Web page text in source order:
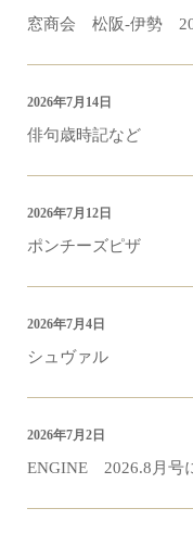
窓商会 松阪-伊勢
俳句歳時記など
2026年7月14日
ポンチーズピザ
2026年7月12日
シュヴァル
2026年7月4日
ENGINE 2026.8月号
2026年7月2日